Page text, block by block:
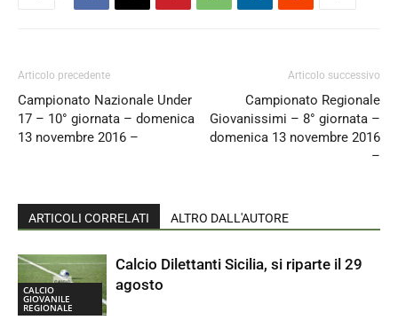
Articolo precedente
Campionato Nazionale Under
17 – 10° giornata – domenica
13 novembre 2016 –
Articolo successivo
Campionato Regionale
Giovanissimi – 8° giornata –
domenica 13 novembre 2016
–
ARTICOLI CORRELATI ALTRO DALL'AUTORE
CALCIO
GIOVANILE
REGIONALE
Calcio Dilettanti Sicilia, si riparte il 29
agosto